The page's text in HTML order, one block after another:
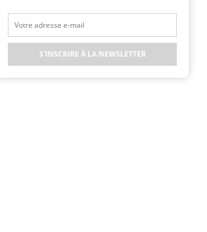
S'INSCRIRE À LA NEWSLETTER